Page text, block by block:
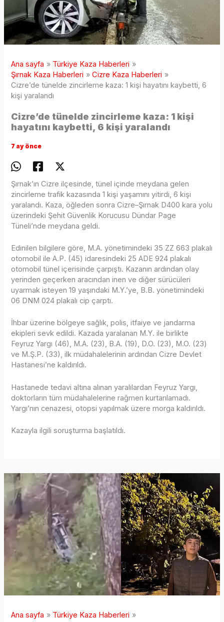
Ana sayfa
Türkiye Kaza Haberleri
Şırnak Kaza Haberleri
Cizre Kaza Haberleri
Cizre’de tünelde zincirleme kaza: 1 kişi hayatını kaybetti, 6
kişi yaralandı
Cizre’de tünelde zincirleme kaza: 1 kişi
hayatını kaybetti, 6 kişi yaralandı
7 ay önce
Şırnak’ın Cizre ilçesinde, tünel içinde meydana gelen
zincirleme trafik kazasında 1 kişi yaşamını yitirdi, 6 kişi
yaralandı. Kaza, öğleden sonra Cizre–Şırnak D400 kara yolu
üzerindeki Şehit Güvenlik Korucusu Dündar Page
Tüneli’nde meydana geldi.
Edinilen bilgilere göre, M.A. yönetimindeki 35 ZZ 663 plakalı
otomobil ile A.P. (45) idaresindeki 25 ADE 924 plakalı
otomobil tünel içerisinde çarpıştı. Kazanın ardından olay
yerinden geçerken aracından inen ve diğer sürücüleri
uyarmak isteyen 19 yaşındaki M.Y.’ye, B.B. yönetimindeki
06 DNM 024 plakalı cip çarptı.
İhbar üzerine bölgeye sağlık, polis, itfaiye ve jandarma
ekipleri sevk edildi. Kazada yaralanan M.Y. ile birlikte
Feyruz Yargı (46), M.A. (23), B.A. (19), D.O. (23), M.O. (23)
ve M.Ş.P. (33), ilk müdahalelerinin ardından Cizre Devlet
Hastanesi’ne kaldırıldı.
Hastanede tedavi altına alınan yaralılardan Feyruz Yargı,
doktorların tüm müdahalelerine rağmen kurtarılamadı.
Yargı’nın cenazesi, otopsi yapılmak üzere morga kaldırıldı.
Kazayla ilgili soruşturma başlatıldı.
Ana sayfa
Türkiye Kaza Haberleri